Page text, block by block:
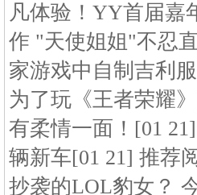
凡体验！YY首届嘉
作 "天使姐姐"不忍
家游戏中自制吉利
为了玩《王者荣耀
有柔情一面！[01
辆新车[01 21] 推荐
抄袭的LOL豹女？